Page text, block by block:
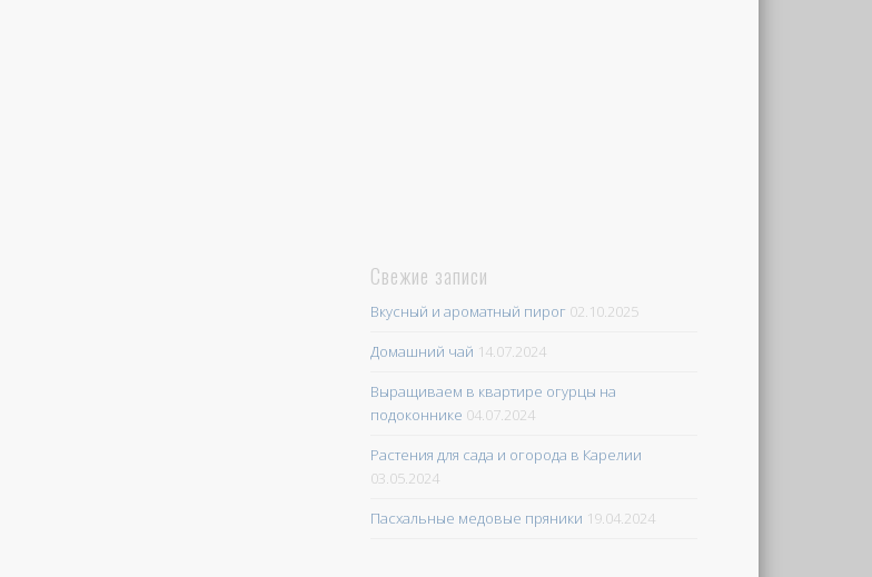
Свежие записи
Вкусный и ароматный пирог 02.10.2025
Домашний чай 14.07.2024
Выращиваем в квартире огурцы на
подоконнике 04.07.2024
Растения для сада и огорода в Карелии
03.05.2024
Пасхальные медовые пряники 19.04.2024